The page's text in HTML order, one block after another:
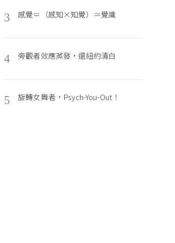
3 感覺＝（感知×知覺）≃覺識
4 旁觀者效應蒸發，還紐約清白
5 旋轉女舞者，Psych-You-Out！